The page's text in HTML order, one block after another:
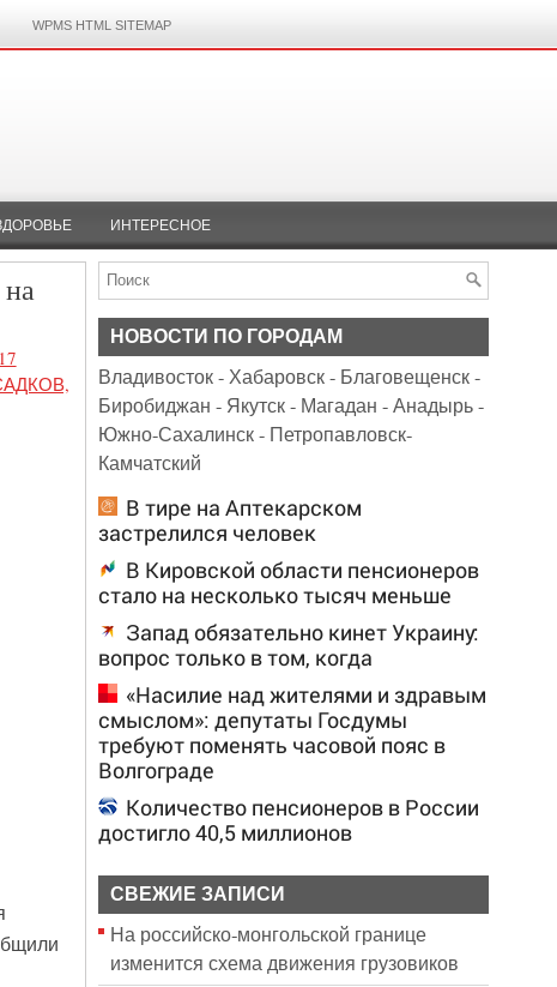
WPMS HTML SITEMAP
ИНТЕРЕСНОЕ
НОВОСТИ ПО ГОРОДАМ
Владивосток-Хабаровск- Благовещенск-
Биробиджан - Якутск- Магадан -Анадырь-
Южно-Сахалинск- Петропавловск-
Камчатский
В тире на Аптекарском
застрелился человек
В Кировской области пенсионеров
стало на несколько тысяч меньше
Запад обязательно кинет Украину:
вопрос только в том, когда
«Насилие над жителями и здравым
смыслом»: депутаты Госдумы
требуют поменять часовой пояс в
Волгограде
Количество пенсионеров в России
достигло 40,5 миллионов
СВЕЖИЕ ЗАПИСИ
На российско‑монгольской границе
изменится схема движения грузовиков